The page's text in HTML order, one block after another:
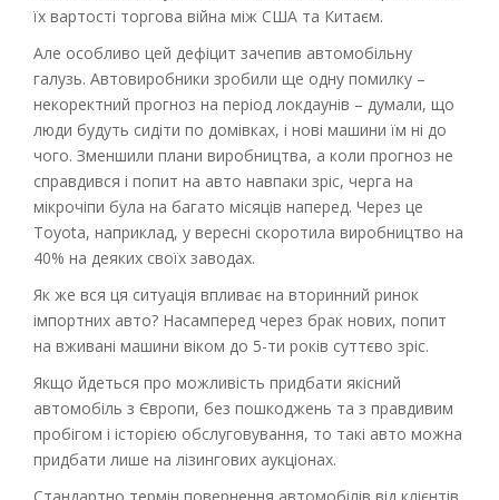
їх вартості торгова війна між США та Китаєм.
Але особливо цей дефіцит зачепив автомобільну
галузь. Автовиробники зробили ще одну помилку –
некоректний прогноз на період локдаунів – думали, що
люди будуть сидіти по домівках, і нові машини їм ні до
чого. Зменшили плани виробництва, а коли прогноз не
справдився і попит на авто навпаки зріс, черга на
мікрочіпи була на багато місяців наперед. Через це
Toyota, наприклад, у вересні скоротила виробництво на
40% на деяких своїх заводах.
Як же вся ця ситуація впливає на вторинний ринок
імпортних авто? Насамперед через брак нових, попит
на вживані машини віком до 5-ти років суттєво зріс.
Якщо йдеться про можливість придбати якісний
автомобіль з Європи, без пошкоджень та з правдивим
пробігом і історією обслуговування, то такі авто можна
придбати лише на лізингових аукціонах.